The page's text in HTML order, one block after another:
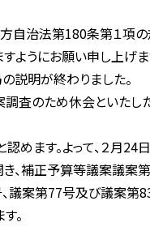
自治法第180条第１項
ようにお願い申し上げま
説明が終わりました。
査のため休会といたし
ます。よって、２月24
、補正予算等議案議案
議案第77号及び議案第
。